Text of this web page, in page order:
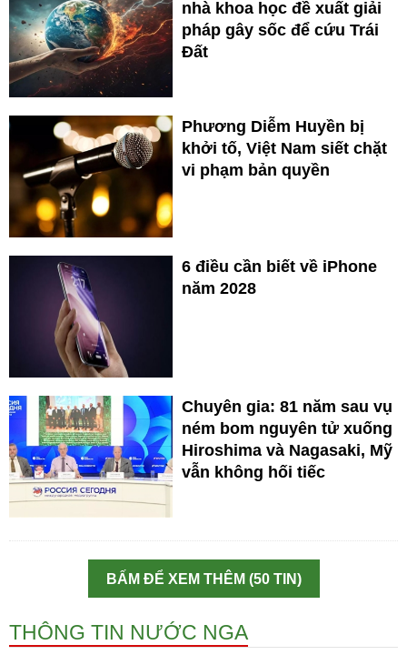
nhà khoa học đề xuất giải
pháp gây sốc để cứu Trái
Đất
Phương Diễm Huyền bị
khởi tố, Việt Nam siết chặt
vi phạm bản quyền
6 điều cần biết về iPhone
năm 2028
Chuyên gia: 81 năm sau vụ
ném bom nguyên tử xuống
Hiroshima và Nagasaki, Mỹ
vẫn không hối tiếc
BẤM ĐỂ XEM THÊM (50 TIN)
THÔNG TIN NƯỚC NGA